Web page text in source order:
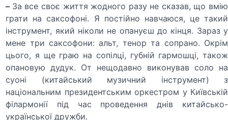
– За все своє життя жодного разу не сказав, що вмію
грати на саксофоні. Я постійно навчаюся, це такий
інструмент, який ніколи не опануєш до кінця. Зараз у
мене три саксофони: альт, тенор та сопрано. Окрім
цього, я ще граю на сопілці, губній гармошці, також
опановую дудук. От нещодавно виконував соло на
суоні (китайський музичний інструмент) з
національним президентським оркестром у Київській
філармонії під час проведення днів китайсько-
української дружби.